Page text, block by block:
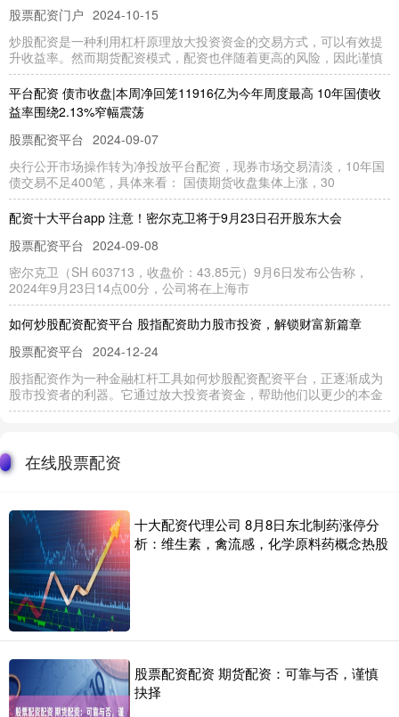
股票配资门户 2024-10-15
炒股配资是一种利用杠杆原理放大投资资金的交易方式，可以有效提
升收益率。然而期货配资模式，配资也伴随着更高的风险，因此谨慎
平台配资 债市收盘|本周净回笼11916亿为今年周度最高 10年国债收
益率围绕2.13%窄幅震荡
股票配资平台 2024-09-07
央行公开市场操作转为净投放平台配资，现券市场交易清淡，10年国
债交易不足400笔，具体来看： 国债期货收盘集体上涨，30
配资十大平台app 注意！密尔克卫将于9月23日召开股东大会
股票配资平台 2024-09-08
密尔克卫（SH 603713，收盘价：43.85元）9月6日发布公告称，
2024年9月23日14点00分，公司将在上海市
如何炒股配资配资平台 股指配资助力股市投资，解锁财富新篇章
股票配资平台 2024-12-24
股指配资作为一种金融杠杆工具如何炒股配资配资平台，正逐渐成为
股市投资者的利器。它通过放大投资者资金，帮助他们以更少的本金
股票配资平台 2025-01-16
的
证券投资顾问的股票推荐：合法性与风险
股票配资门户 2025-11-20
证券投资顾问向客户推荐股票是常见的做法，但其合法性和风险值得
考虑。 **合法性** 在大多数司法管辖区，证券投资顾问必须
国内股票配资 商务部就中方在世贸组织起诉加拿大电动汽车、钢铝制
品征税措施答记者问
股票配资门户
2024-09-07
在线股票配资
十大配资代理公司 8月8日东北制药涨停分
析：维生素，禽流感，化学原料药概念热股
股票配资配资 期货配资：可靠与否，谨慎
抉择